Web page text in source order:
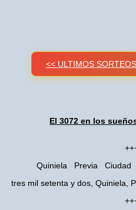
<< ULTIMOS
El 3072 en los
Quiniela Previa Ciudad
tres mil setenta y dos, Quiniela,